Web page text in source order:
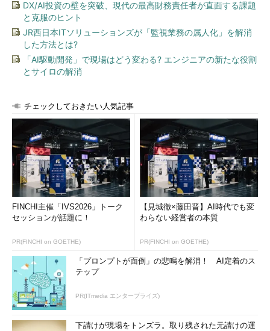
DX/AI投資の壁を突破、現代の最高財務責任者が直面する課題
と克服のヒント
JR西日本ITソリューションズが「監視業務の属人化」を解消
した方法とは?
「AI駆動開発」で現場はどう変わる? エンジニアの新たな役割
とサイロの解消
チェックしておきたい人気記事
FINCHI主催「IVS2026」トーク
セッションが話題に！
PR(FINCHI on GOETHE)
【見城徹×藤田晋】AI時代でも変
わらない経営者の本質
PR(FINCHI on GOETHE)
「プロンプトが面倒」の悲鳴を解消！ AI定着のス
テップ
PR(ITmedia エンタープライズ)
下請けが現場をトンズラ。取り残された元請けの運